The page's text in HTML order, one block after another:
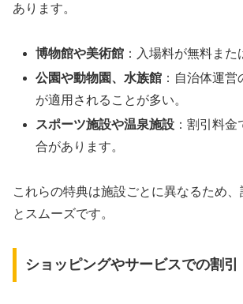
あります。
博物館や美術館 ：入場料が無料また
公園や動物園、水族館 ：自治体運営
が適用されることが多い。
スポーツ施設や温泉施設 ：割引料
合があります。
これらの特典は施設ごとに異なるため
とスムーズです。
ショッピングやサービスでの割引